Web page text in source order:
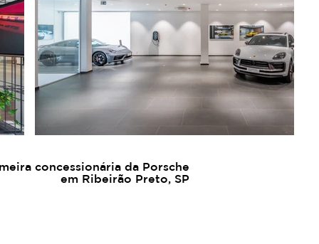
concessionária da Porsche
em Ribeirão Preto, SP